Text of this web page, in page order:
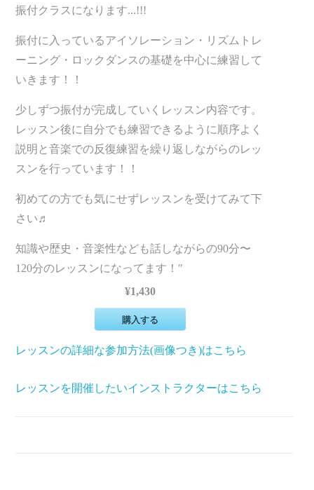
振付クラスになります...!!!
振付に入っているアイソレーション・リズムトレ
ーニング・ロックダンスの基礎を中心に練習して
いきます！！
少しずつ振付が完成していくレッスン内容です。
レッスン後に自分でも練習できるように順序よく
説明と音楽での反復練習を繰り返しながらのレッ
スンを行っています！！
初めての方でも気にせずレッスンを受けてみて下
さい♬
知識や歴史・音楽性なども話しながらの90分〜
120分のレッスンになってます！"
¥1,430
購入する
レッスンの詳細な参加方法(画像つき)はこちら
レッスンを開催したいインストラクターはこちら